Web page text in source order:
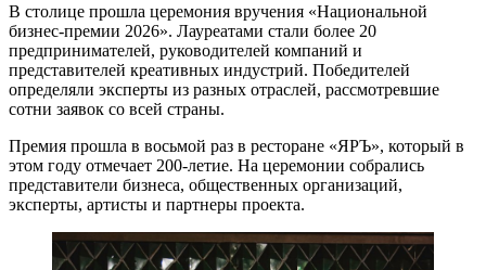
В столице прошла церемония вручения «Национальной
бизнес-премии 2026». Лауреатами стали более 20
предпринимателей, руководителей компаний и
представителей креативных индустрий. Победителей
определяли эксперты из разных отраслей, рассмотревшие
сотни заявок со всей страны.
Премия прошла в восьмой раз в ресторане «ЯРЪ», который в
этом году отмечает 200-летие. На церемонии собрались
представители бизнеса, общественных организаций,
эксперты, артисты и партнеры проекта.